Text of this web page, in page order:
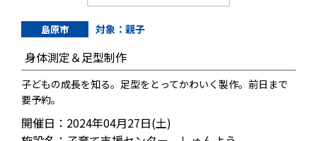
島原市 対象：親子
身体測定＆足型制作
子どもの成長を知る。足型をとってかわいく製作。前日まで
要予約。
開催日：2024年04月27日(土)